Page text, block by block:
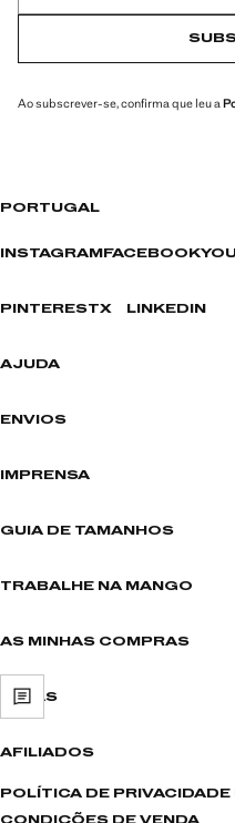
Ao subscrever-se, confirma que leu a
PORTUGAL
INSTAGRAM FACEBOOK
PINTERESTX LINKEDIN
AJUDA
ENVIOS
IMPRENSA
GUIA DE TAMANHOS
TRABALHE NA MANGO
AS MINHAS COMPRAS
LOJAS
AFILIADOS
POLÍTICA DE